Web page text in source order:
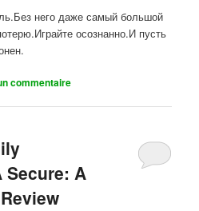
него даже самый большой
осознанно.И пусть
commentaire
Secure: A